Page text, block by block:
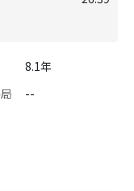
8.1年
--